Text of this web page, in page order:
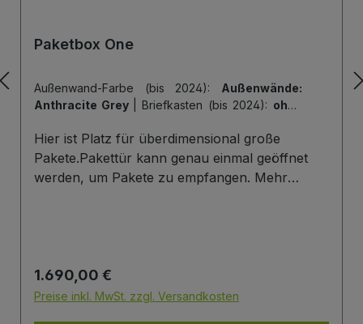
Paketbox One
Außenwand-Farbe (bis 2024): Außenwände:
Anthracite Grey
Briefkasten (bis 2024): ohne
Hintertür | Tiefe der Paketbox (bis 2024):
cm Außenmaß (Standard) | Tür-Farbe (bis
2024):Tür: Anthracite Grey
Hier ist Platz für überdimensional große
Pakete.Pakettür kann genau einmal geöffnet
werden, um Pakete zu empfangen. Mehr
Die Tür wird immer mit einem Halbzylinder
ausgestattet. Das heißt, Sie können den selben
Regulärer Preis:
1.690,00 €
Preise inkl. MwSt. zzgl. Versandkosten